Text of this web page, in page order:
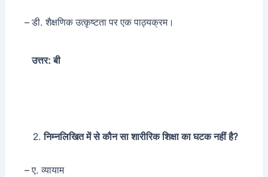
– डी. शैक्षणिक उत्कृष्टता पर एक पाठ्यक्रम।
उत्तर: बी
निम्नलिखित में से कौन सा शारीरिक शिक्षा का घटक नहीं है?
– ए. व्यायाम